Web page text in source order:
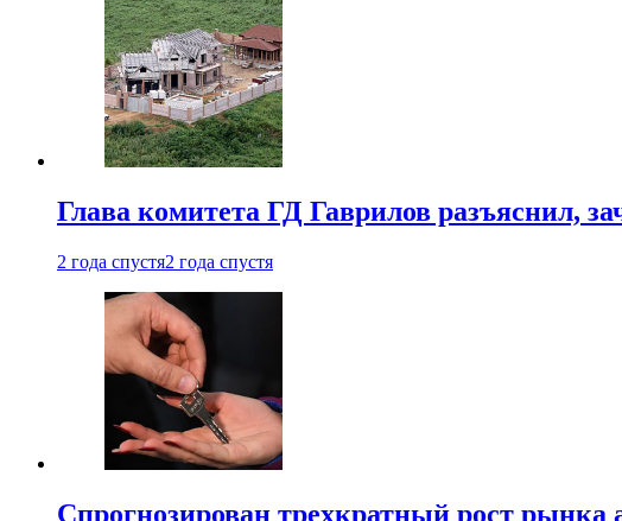
Глава комитета ГД Гаврилов разъяснил,
2 года спустя2 года спустя
Спрогнозирован трехкратный рост рынка